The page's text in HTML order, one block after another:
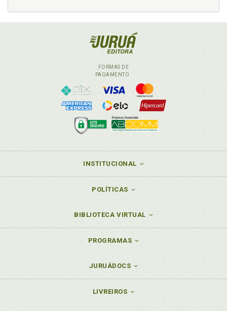
FORMAS DE
PAGAMENTO
INSTITUCIONAL
POLÍTICAS
BIBLIOTECA VIRTUAL
PROGRAMAS
JURUÁDOCS
LIVREIROS